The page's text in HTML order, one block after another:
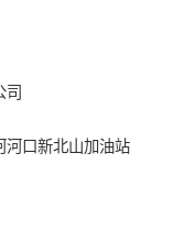
河口新北山加油站